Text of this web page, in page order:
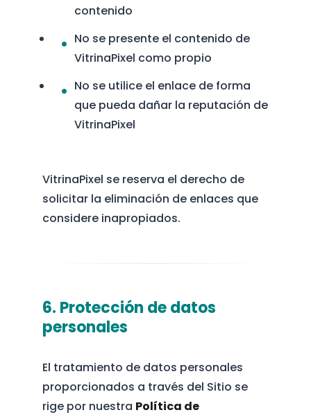
contenido
No se presente el contenido de
VitrinaPixel como propio
No se utilice el enlace de forma
que pueda dañar la reputación de
VitrinaPixel
VitrinaPixel se reserva el derecho de
solicitar la eliminación de enlaces que
considere inapropiados.
6. Protección de datos
personales
El tratamiento de datos personales
proporcionados a través del Sitio se
rige por nuestra Política de